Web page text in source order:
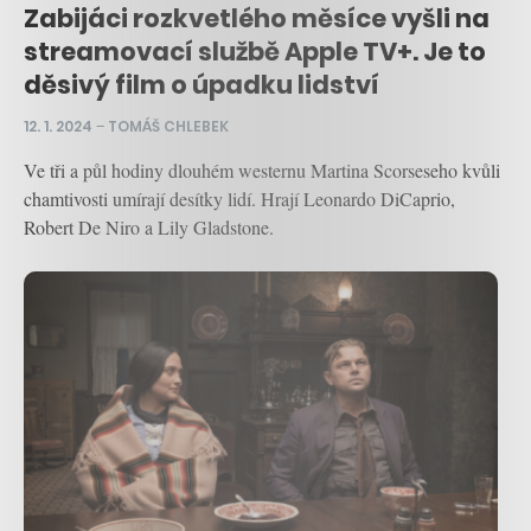
Zabijáci rozkvetlého měsíce vyšli na
streamovací službě Apple TV+. Je to
děsivý film o úpadku lidství
12. 1. 2024 – TOMÁŠ CHLEBEK
Ve tři a půl hodiny dlouhém westernu Martina Scorseseho kvůli
chamtivosti umírají desítky lidí. Hrají Leonardo DiCaprio,
Robert De Niro a Lily Gladstone.